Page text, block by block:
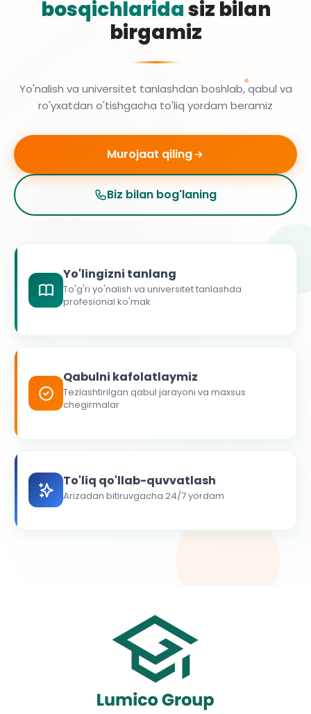
bosqichlaridasiz bilan
birgamiz
Yo'nalish va universitet tanlashdan boshlab, qabul va
ro'yxatdan o'tishgacha to'liq yordam beramiz
Murojaat qiling
Biz bilan bog'laning
Yo'lingizni tanlang
To'g'ri yo'nalish va universitet tanlashda
profesional ko'mak
Qabulni kafolatlaymiz
Tezlashtirilgan qabul jarayoni va maxsus
chegirmalar
To'liq qo'llab-quvvatlash
Arizadan bitiruvgacha 24/7 yordam